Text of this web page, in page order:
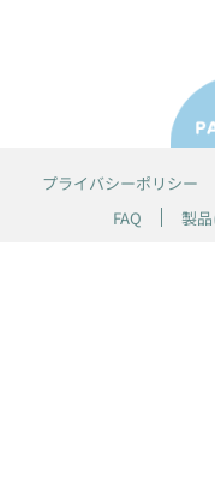
プライバシーポリシー
FAQ
製